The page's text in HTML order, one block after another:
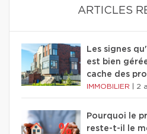
ARTICLES
Les signes
est bien
cache des
IMMOBILIER 2
Pourquoi le
reste-t-il le